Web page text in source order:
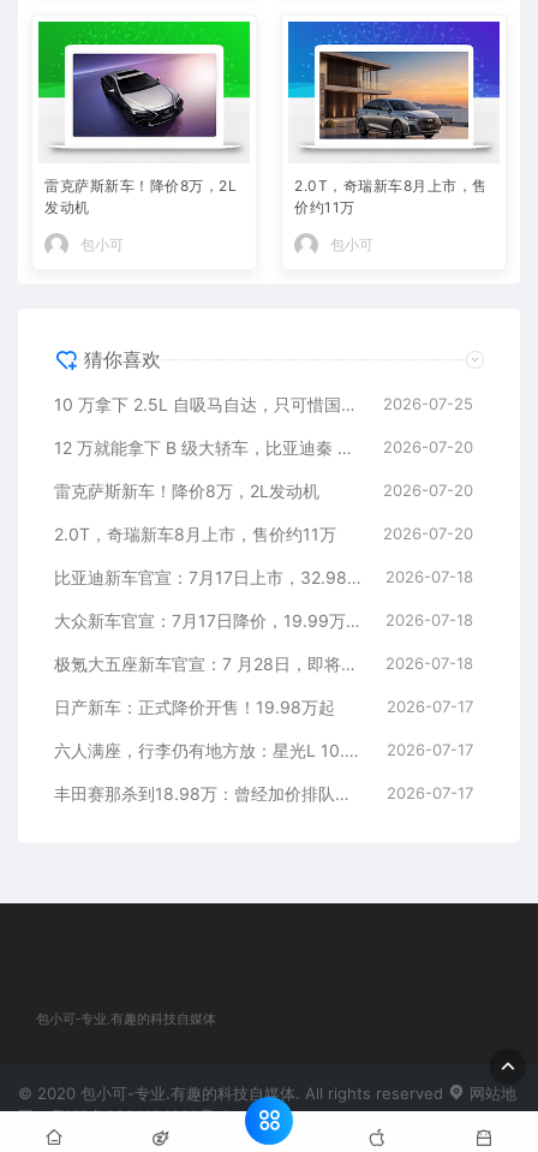
雷克萨斯新车！降价8万，2L
发动机
包小可
2.0T，奇瑞新车8月上市，售
价约11万
包小可
猜你喜欢
10 万拿下 2.5L 自吸马自达，只可惜国内暂时没份 2026-07-25
12 万就能拿下 B 级大轿车，比亚迪秦 MAX 直接打乱合资定价逻辑 2026-07-20
雷克萨斯新车！降价8万，2L发动机 2026-07-20
2.0T，奇瑞新车8月上市，售价约11万 2026-07-20
比亚迪新车官宣：7月17日上市，32.98万元 2026-07-18
大众新车官宣：7月17日降价，19.99万元起 2026-07-18
极氪大五座新车官宣：7 月28日，即将上市 2026-07-18
日产新车：正式降价开售！19.98万起 2026-07-17
六人满座，行李仍有地方放：星光L 10.98万元起 2026-07-17
丰田赛那杀到18.98万：曾经加价排队的MPV，这次真把价格打下来了 2026-07-17
包小可-专业.有趣的科技自媒体
© 2020 包小可-专业.有趣的科技自媒体. All rights reserved
网站地
图
粤ICP备2024184932号-1